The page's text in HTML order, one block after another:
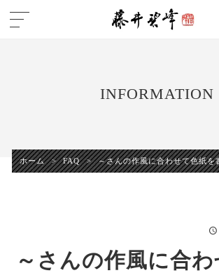
INFORMATION
ホーム > FAQ > ～さんの作風に合わせて色紙
～さんの作風に合